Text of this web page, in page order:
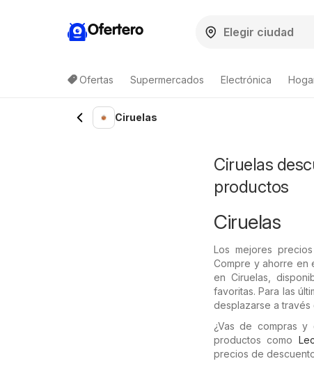
Ofertero
Ofertas Supermercados Electrónica
Ciruelas
Ciruelas
productos
Ciruelas
Los mejores
Compre y ahorre en
en Ciruelas,
favoritas. Para las
desplazarse a
¿Vas de compras
productos como
precios de